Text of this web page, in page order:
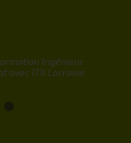
Ingénieur
avec ITII Lorraine